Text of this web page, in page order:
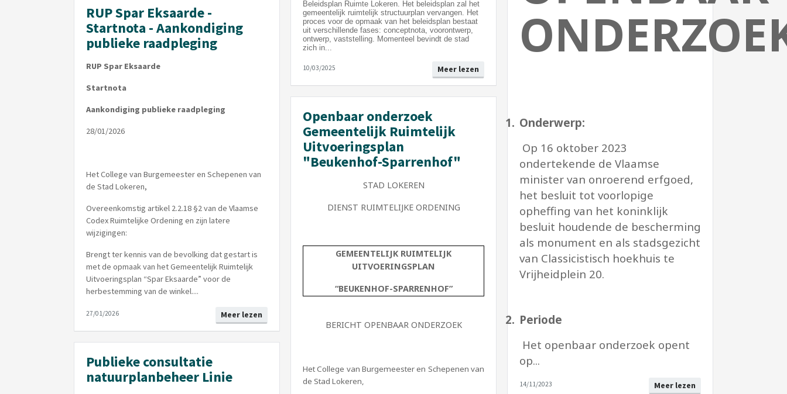
RUP Spar Eksaarde -
Startnota - Aankondiging
publieke raadpleging
RUP Spar Eksaarde
Startnota
Aankondiging publieke raadpleging
28/01/2026
Het College van Burgemeester en Schepenen van
de Stad Lokeren,
Overeenkomstig artikel 2.2.18 §2 van de Vlaamse
Codex Ruimtelijke Ordening en zijn latere
wijzigingen:
Brengt ter kennis van de bevolking dat gestart is
met de opmaak van het Gemeentelijk Ruimtelijk
Uitvoeringsplan “Spar Eksaarde” voor de
herbestemming van de winkel....
Meer lezen
27/01/2026
Publieke consultatie
natuurplanbeheer Linie
Beleidsplan Ruimte Lokeren. Het beleidsplan zal het
gemeentelijk ruimtelijk structuurplan vervangen. Het
proces voor de opmaak van het beleidsplan bestaat
uit verschillende fases: conceptnota, voorontwerp,
ontwerp, vaststelling. Momenteel bevindt de stad
zich in...
Meer lezen
10/03/2025
Openbaar onderzoek
Gemeentelijk Ruimtelijk
Uitvoeringsplan
"Beukenhof-Sparrenhof"
STAD LOKEREN
DIENST RUIMTELIJKE ORDENING
GEMEENTELIJK RUIMTELIJK
UITVOERINGSPLAN
“BEUKENHOF-SPARRENHOF”
BERICHT OPENBAAR ONDERZOEK
Het College van Burgemeester en Schepenen van
de Stad Lokeren,
1. Onderwerp:
Op 16 oktober 2023
ondertekende de Vlaamse
minister van onroerend erfgoed,
het besluit tot voorlopige
opheffing van het koninklijk
besluit houdende de bescherming
als monument en als stadsgezicht
van Classicistisch hoekhuis te
Vrijheidplein 20.
2. Periode
Het openbaar onderzoek opent
op...
Meer lezen
14/11/2023